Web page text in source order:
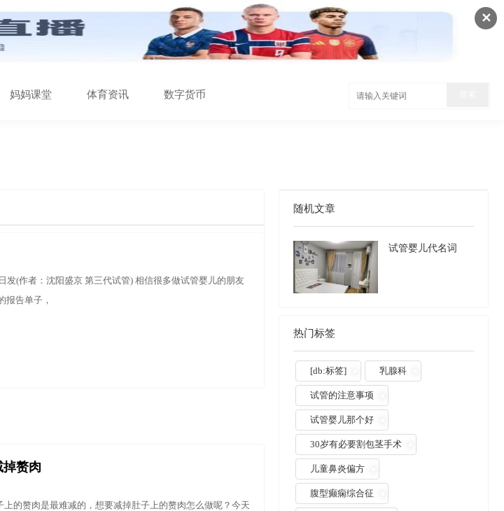
✕
妈妈课堂 体育资讯 数字货币
发(作者：沈阳盛京 第三代试管) 相信很多做试管婴儿的朋友
报告单子，
赘肉
的赘肉是最难减的，想要减掉肚子上的赘肉怎么做呢？今天
随机文章
试管婴儿代名词
热门标签
[db:标签] 乳腺科
试管的注意事项
试管婴儿那个好
30岁有必要割包茎手术
儿童鼻炎偏方
腹型癫痫综合征